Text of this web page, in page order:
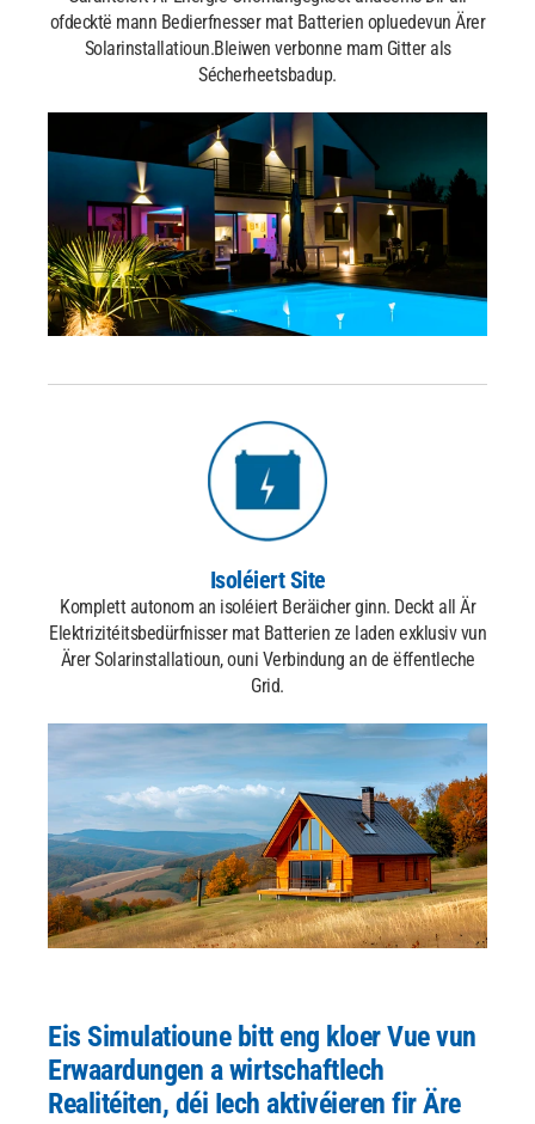
ofdecktë mann Bedierfnesser mat Batterien opluedevun Ärer
Solarinstallatioun.Bleiwen verbonne mam Gitter als
Sécherheetsbadup.
Isoléiert Site
Komplett autonom an isoléiert Beräicher ginn. Deckt all Är
Elektrizitéitsbedürfnisser mat Batterien ze laden exklusiv vun
Ärer Solarinstallatioun, ouni Verbindung an de ëffentleche
Grid.
Eis Simulatioune bitt eng kloer Vue vun
Erwaardungen a wirtschaftlech
Realitéiten, déi Iech aktivéieren fir Äre